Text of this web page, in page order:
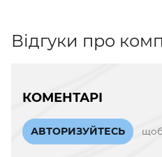
Відгуки про
КОМЕНТАРІ
АВТОРИЗУЙТЕСЬ